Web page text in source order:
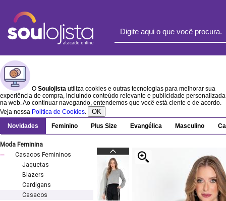
O Soulojista utiliza cookies e outras tecnologias para melhorar sua
experiência de compra, incluindo conteúdo relevante e publicidade personalizada
na web. Ao continuar navegando, entendemos que você está ciente e de acordo.
Veja nossa Política de Cookies. OK
Novidades Feminino Plus Size Evangélica Masculino
Moda Feminina
Casacos Femininos
Jaquetas
Blazers
Cardigans
Casacos